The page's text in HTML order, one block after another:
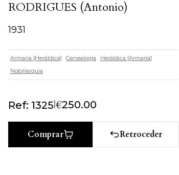
RODRIGUES (Antonio)
1931
Armaria [Heráldica] Genealogia
Heráldica [Armaria]
Nobiliarquia
Ref: 1325|€250.00
Comprar Retroceder